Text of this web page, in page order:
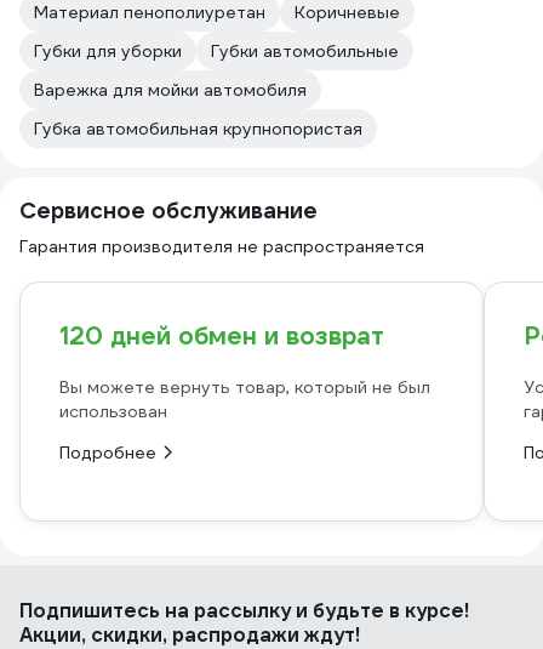
Материал пенополиуретан
Коричневые
Губки для уборки
Губки автомобильные
Варежка для мойки автомобиля
Губка автомобильная крупнопористая
Сервисное обслуживание
Гарантия производителя не распространяется
120 дней обмен и возврат
Вы можете вернуть товар, который не был
использован
Подробнее
Подпишитесь на рассылкуи будьте в курсе!
Акции, скидки, распродажи ждут!